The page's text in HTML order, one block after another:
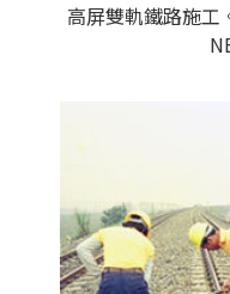
高屏雙軌鐵路施工